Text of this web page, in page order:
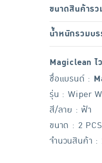
ขนาดสินค้าร
น้ำหนักรวมบ
Magiclean
ชื่อแบรนด์ :
รุ่น : Wiper
สี/ลาย : ฟ้า
ขนาด : 2
จำนวนสินค้า :